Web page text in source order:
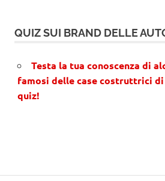
QUIZ SUI BRAND DELLE
Testa la tua conoscenza di
famosi delle case costruttrici
quiz!